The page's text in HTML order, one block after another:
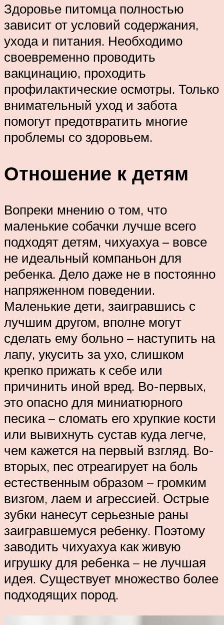
Здоровье питомца полностью
зависит от условий содержания,
ухода и питания. Необходимо
своевременно проводить
вакцинацию, проходить
профилактические осмотры. Только
внимательный уход и забота
помогут предотвратить многие
проблемы со здоровьем.
Отношение к детям
Вопреки мнению о том, что
маленькие собачки лучше всего
подходят детям, чихуахуа – вовсе
не идеальный компаньон для
ребенка. Дело даже не в постоянно
напряженном поведении.
Маленькие дети, заигравшись с
лучшим другом, вполне могут
сделать ему больно – наступить на
лапу, укусить за ухо, слишком
крепко прижать к себе или
причинить иной вред. Во-первых,
это опасно для миниатюрного
песика – сломать его хрупкие кости
или вывихнуть сустав куда легче,
чем кажется на первый взгляд. Во-
вторых, пес отреагирует на боль
естественным образом – громким
визгом, лаем и агрессией. Острые
зубки нанесут серьезные раны
заигравшемуся ребенку. Поэтому
заводить чихуахуа как живую
игрушку для ребенка – не лучшая
идея. Существует множество более
подходящих пород.